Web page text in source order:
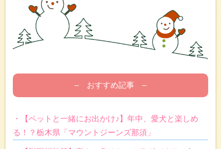
– おすすめ記事 –
・【ペットと一緒にお出かけ♪】年中、愛犬と楽しめ
る！？栃木県「マウントジーンズ那須」